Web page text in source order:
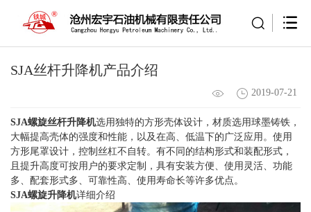
SJA丝杆升降机产品介绍
2019-07-21
SJA螺旋丝杆升降机选用独特的方形壳体设计，材质选用球墨铸铁，
大幅提高壳体的强度和性能，以及在高、低温下的广泛应用。使用
方形尾罩设计，控制丝杠不自转。有不同的结构形式和装配形式，
且提升高度可按用户的要求定制，具有安装方便、使用灵活、功能
多、配套形式多、可靠性高、使用寿命长等许多优点。
SJA螺旋升降机详细介绍